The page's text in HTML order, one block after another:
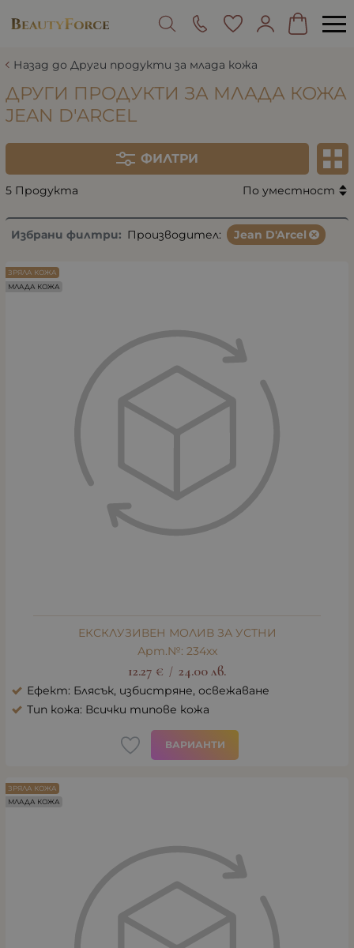
Назад до Други продукти за млада кожа
ДРУГИ ПРОДУКТИ ЗА МЛАДА КОЖА
JEAN D'ARCEL
ФИЛТРИ
5 Продукта По уместност
Избрани филтри: Производител: Jean D'Arcel
ЕКСКЛУЗИВЕН МОЛИВ ЗА УСТНИ
Арт.№: 234xx
12.27 € / 24.00лв.
Ефект: Блясък, избистряне, освежаване
Тип кожа: Всички типове кожа
ВАРИАНТИ
ЗРЯЛА КОЖА
МЛАДА КОЖА
ЗРЯЛА КОЖА
МЛАДА КОЖА